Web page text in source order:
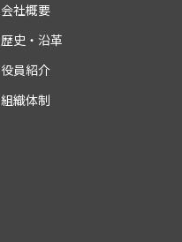
会社概要
歴史・沿革
役員紹介
組織体制